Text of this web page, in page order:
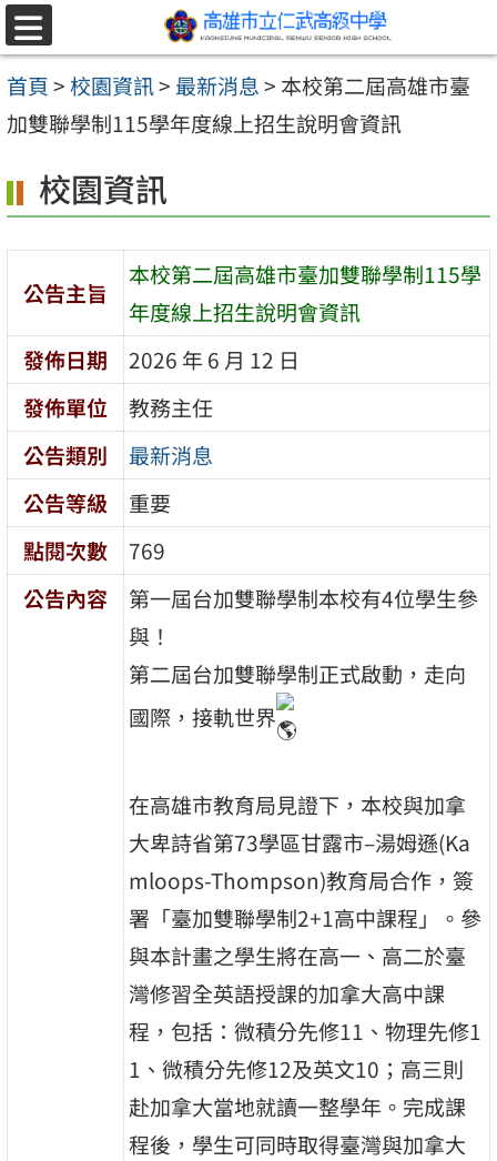
跳至主要內容區
選
單
首頁>校園資訊> 最新消息> 本校第二屆高雄市臺
加雙聯學制115學年度線上招生說明會資訊
校園資訊
公告主旨
本校第二屆高雄市臺加雙聯學制115學
年度線上招生說明會資訊
發佈日期
2026 年 6 月 12 日
發佈單位
教務主任
公告類別
最新消息
公告等級
重要
點閱次數
769
公告內容
第一屆台加雙聯學制本校有4位學生參
與！
第二屆台加雙聯學制正式啟動，走向
國際，接軌世界
在高雄市教育局見證下，本校與加拿
大卑詩省第73學區甘露市–湯姆遜(Ka
mloops-Thompson)教育局合作，簽
署「臺加雙聯學制2+1高中課程」。參
與本計畫之學生將在高一、高二於臺
灣修習全英語授課的加拿大高中課
程，包括：微積分先修11、物理先修1
1、微積分先修12及英文10；高三則
赴加拿大當地就讀一整學年。完成課
程後，學生可同時取得臺灣與加拿大